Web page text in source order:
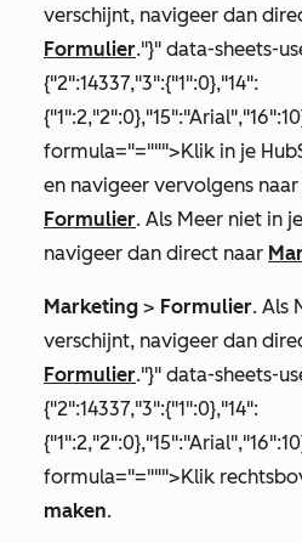
verschijnt, navigeer dan
Formulier."}" data-sheets-
{"2":14337,"3":{"1":0},"14":
formula="=""">Klik in je
en navigeer vervolgens naar
Formulier. Als Meer niet in
navigeer dan direct naar
Marketing > Formulier. Als
verschijnt, navigeer dan
Formulier."}" data-sheets-
{"2":14337,"3":{"1":0},"14":
formula="=""">Klik
maken.